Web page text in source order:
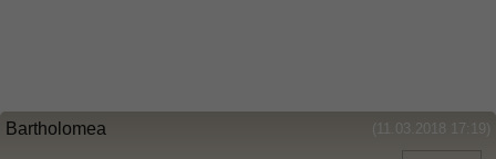
(11.03.2018 17:19)
Bartholomea